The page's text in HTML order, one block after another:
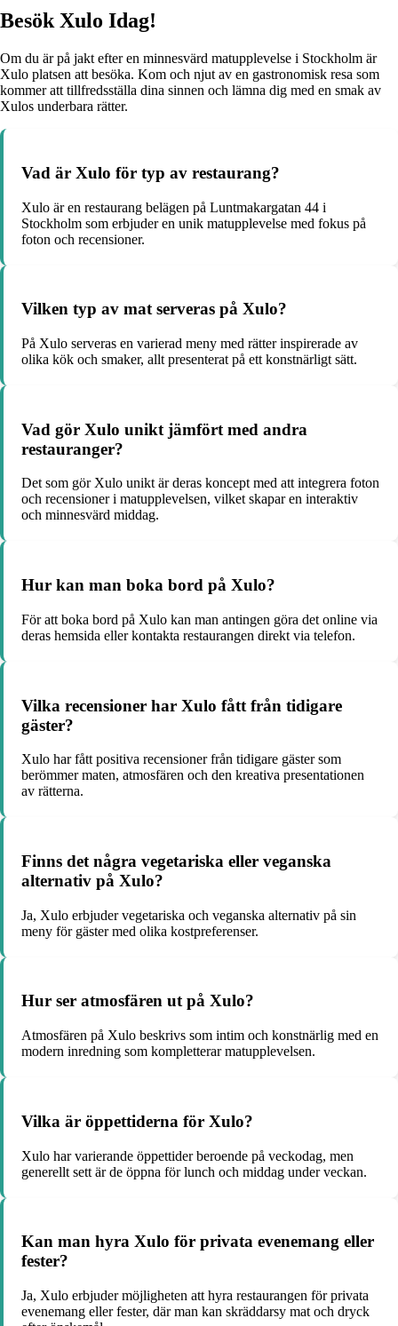
Besök Xulo Idag!
Om du är på jakt efter en minnesvärd matupplevelse i Stockholm är
Xulo platsen att besöka. Kom och njut av en gastronomisk resa som
kommer att tillfredsställa dina sinnen och lämna dig med en smak av
Xulos underbara rätter.
Vad är Xulo för typ av restaurang?
Xulo är en restaurang belägen på Luntmakargatan 44 i
Stockholm som erbjuder en unik matupplevelse med fokus på
foton och recensioner.
Vilken typ av mat serveras på Xulo?
På Xulo serveras en varierad meny med rätter inspirerade av
olika kök och smaker, allt presenterat på ett konstnärligt sätt.
Vad gör Xulo unikt jämfört med andra
restauranger?
Det som gör Xulo unikt är deras koncept med att integrera foton
och recensioner i matupplevelsen, vilket skapar en interaktiv
och minnesvärd middag.
Hur kan man boka bord på Xulo?
För att boka bord på Xulo kan man antingen göra det online via
deras hemsida eller kontakta restaurangen direkt via telefon.
Vilka recensioner har Xulo fått från tidigare
gäster?
Xulo har fått positiva recensioner från tidigare gäster som
berömmer maten, atmosfären och den kreativa presentationen
av rätterna.
Finns det några vegetariska eller veganska
alternativ på Xulo?
Ja, Xulo erbjuder vegetariska och veganska alternativ på sin
meny för gäster med olika kostpreferenser.
Hur ser atmosfären ut på Xulo?
Atmosfären på Xulo beskrivs som intim och konstnärlig med en
modern inredning som kompletterar matupplevelsen.
Vilka är öppettiderna för Xulo?
Xulo har varierande öppettider beroende på veckodag, men
generellt sett är de öppna för lunch och middag under veckan.
Kan man hyra Xulo för privata evenemang eller
fester?
Ja, Xulo erbjuder möjligheten att hyra restaurangen för privata
evenemang eller fester, där man kan skräddarsy mat och dryck